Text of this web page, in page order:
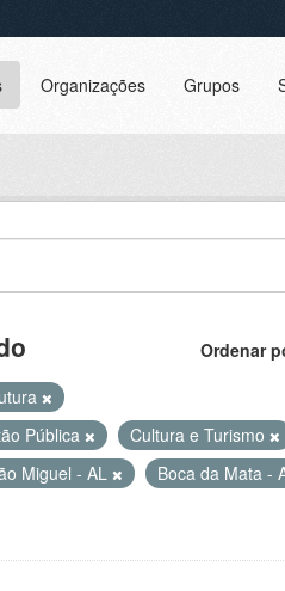
Organizações Grupos
Ordenar
Pública Cultura e Turismo
Miguel - AL Boca da Mata -